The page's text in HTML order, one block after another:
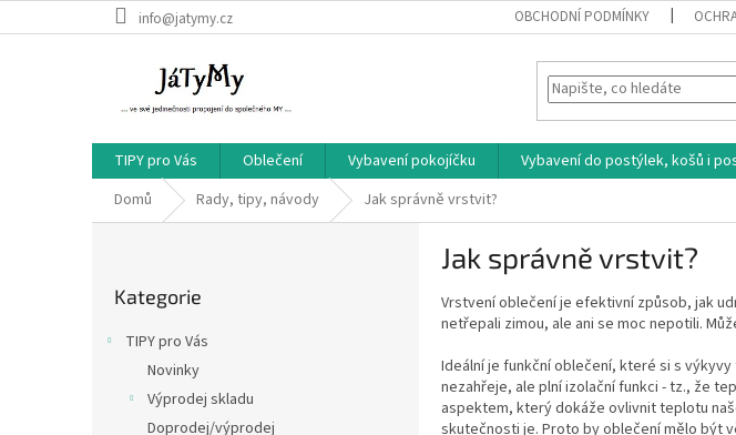
na
info@jatymy.cz OBCHODNÍ PODMÍNKY
TIPY pro Vás Oblečení Vybavení pokojíčku Vybavení do postýlek, košů i
Domů
Rady, tipy, návody Jak správně vrstvit?
kategorie
Kategorie
TIPY pro Vás
Novinky
Výprodej skladu
Doprodej/výprodej
Jak správně vrstvit?
Vrstvení oblečení je efektivní způsob, jak
netřepali zimou, ale ani se moc nepotili.
Ideální je funkční oblečení, které si s
nezahřeje, ale plní izolační funkci - tz., že
aspektem, který dokáže ovlivnit teplotu
skutečnosti je. Proto by oblečení mělo být